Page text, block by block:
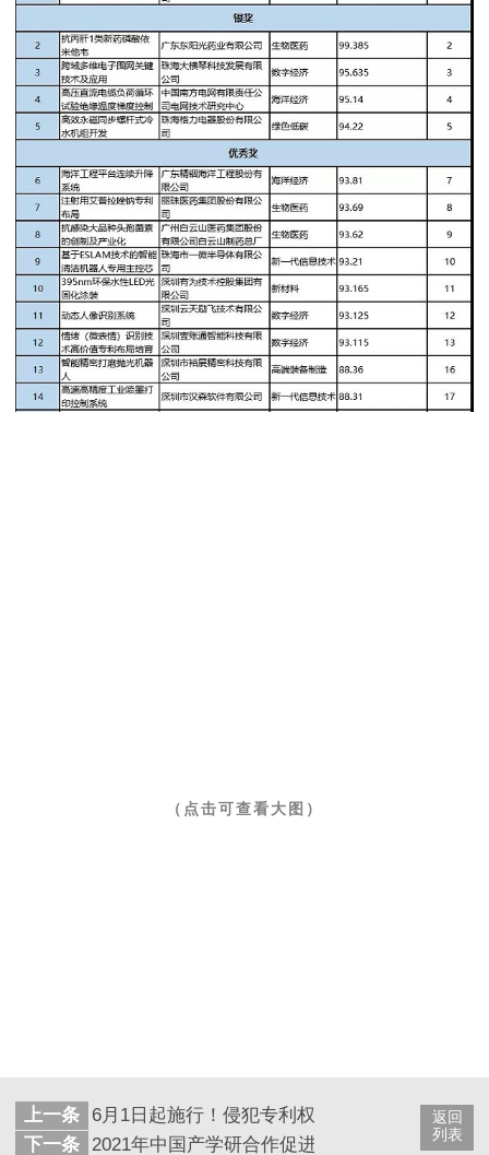
（点击可查看大图）
返回
列表
上一条
6月1日起施行！侵犯专利权法定赔偿上限提至
下一条
2021年中国产学研合作促进会产学研合作创新